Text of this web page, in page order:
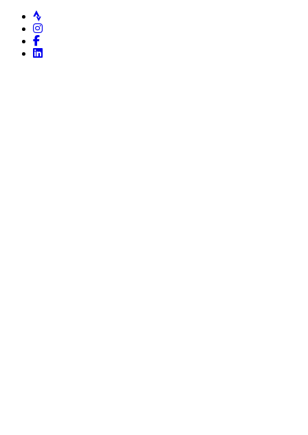
Strava
Instagram
Facebook
LinkedIn